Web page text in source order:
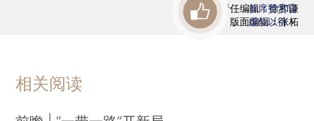
责任编辑：徐和谦
版面编辑：张柘
首席赞赏官
虚位以待
相关阅读